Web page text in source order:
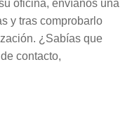
oficina, envíanos una
y tras comprobarlo
¿Sabías que
contacto,